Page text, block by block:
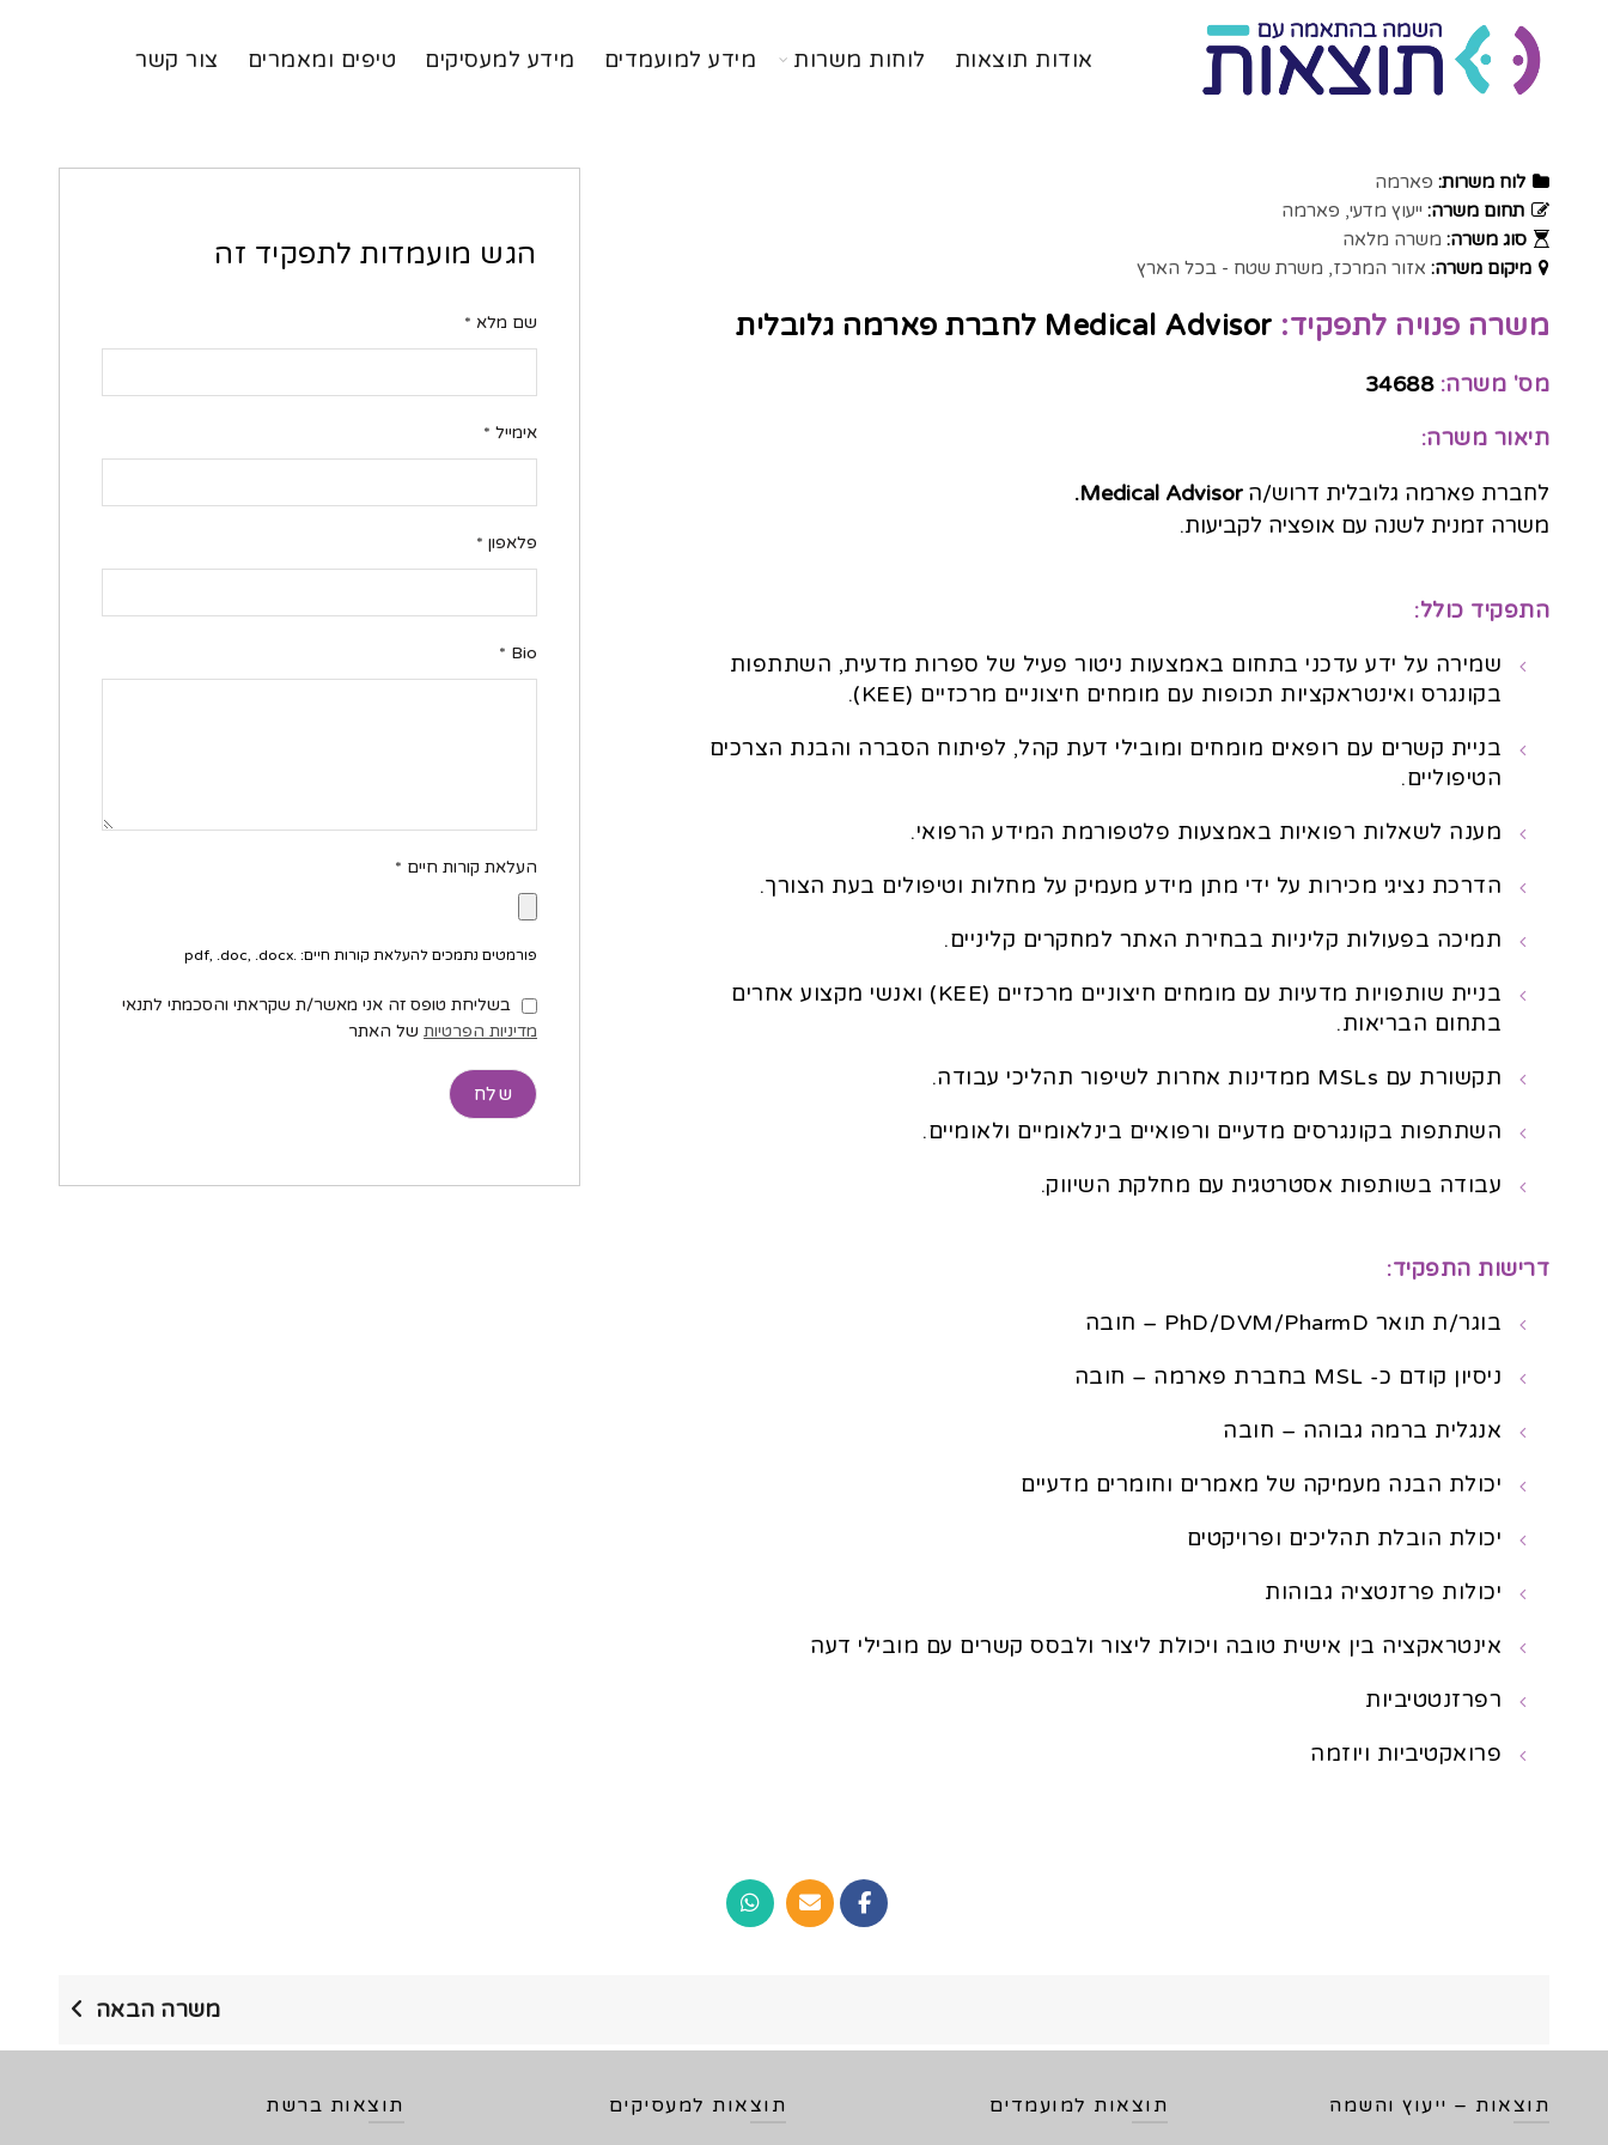
אודות תוצאות לוחות משרות מידע למועמדים מידע למעסיקים טיפים ומאמרים צור קשר
לוח משרות: פארמה
תחום משרה: ייעוץ מדעי פארמה
סוג משרה: משרה מלאה
מיקום משרה: אזור המרכז משרת שטח - בכל הארץ
משרה פנויה לתפקיד: Medical Advisor לחברת פארמה גלובלית
מס' משרה: 34688
תיאור משרה:
לחברת פארמה גלובלית דרוש/הMedical Advisor
.
משרה זמנית לשנה עם אופציה לקביעות.
התפקיד כולל:
שמירה על ידע עדכני בתחום באמצעות ניטור פעיל של ספרות מדעית, השתתפות
בקונגרס ואינטראקציות תכופות עם מומחים חיצוניים מרכזיים (KEE).
בניית קשרים עם רופאים מומחים ומובילי דעת קהל, לפיתוח הסברה והבנת הצרכים
הטיפוליים.
מענה לשאלות רפואיות באמצעות פלטפורמת המידע הרפואי.
הדרכת נציגי מכירות על ידי מתן מידע מעמיק על מחלות וטיפולים בעת הצורך.
תמיכה בפעולות קליניות בבחירת האתר למחקרים קליניים.
בניית שותפויות מדעיות עם מומחים חיצוניים מרכזיים (KEE) ואנשי מקצוע אחרים
בתחום הבריאות.
תקשורת עם MSLs ממדינות אחרות לשיפור תהליכי עבודה.
השתתפות בקונגרסים מדעיים ורפואיים בינלאומיים ולאומיים.
עבודה בשותפות אסטרטגית עם מחלקת השיווק.
דרישות התפקיד:
בוגר/ת תואר PhD/DVM/PharmD – חובה
ניסיון קודם כ- MSL בחברת פארמה – חובה
אנגלית ברמה גבוהה – חובה
יכולת הבנה מעמיקה של מאמרים וחומרים מדעיים
יכולת הובלת תהליכים ופרויקטים
יכולות פרזנטציה גבוהות
אינטראקציה בין אישית טובה ויכולת ליצור ולבסס קשרים עם מובילי דעה
רפרזנטטיביות
פרואקטיביות ויוזמה
הגש מועמדות לתפקיד זה
שם מלא *
אימייל *
פלאפון *
Bio
*
העלאת קורות חיים *
פורמטים נתמכים להעלאת קורות חיים: .pdf, .doc, .docx
בשליחת טופס זה אני מאשר/ת שקראתי והסכמתי לתנאי
מדיניות הפרטיות של האתר
משרה הבאה
תוצאות – ייעוץ והשמה תוצאות למועמדים תוצאות למעסיקים תוצאות ברשת